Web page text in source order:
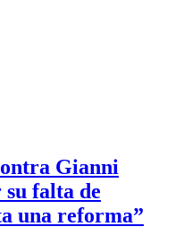
Gianni
falta de
una reforma”